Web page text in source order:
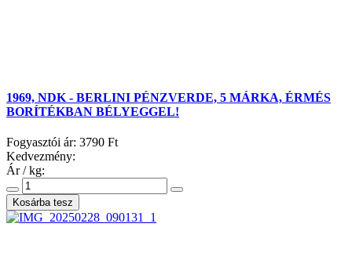
1969, NDK - BERLINI PÉNZVERDE, 5 MÁRKA, ÉRMÉS
BORÍTÉKBAN BÉLYEGGEL!
Fogyasztói ár: 3790 Ft
Kedvezmény:
Ár / kg: